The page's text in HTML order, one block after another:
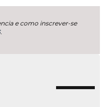
e como inscrever-se
.